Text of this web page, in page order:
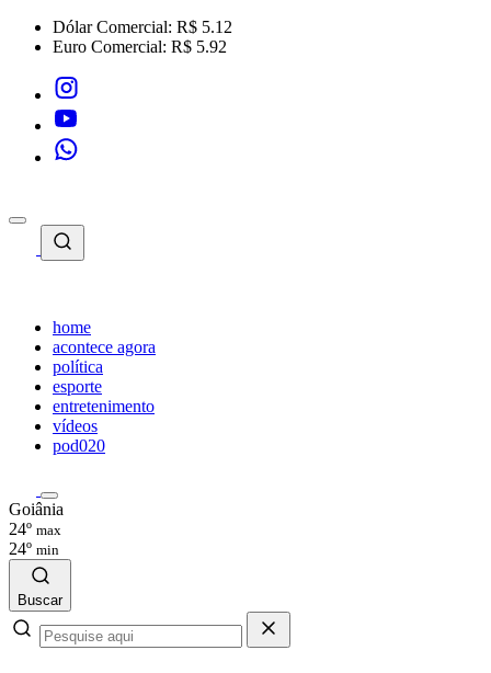
Dólar Comercial: R$ 5.12
Euro Comercial: R$ 5.92
home
acontece agora
política
esporte
entretenimento
vídeos
pod020
Goiânia
24º max
24º min
Buscar